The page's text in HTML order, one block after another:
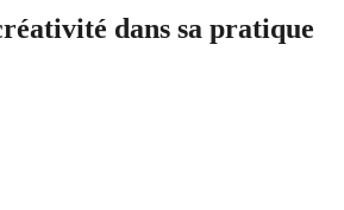
dans sa pratique